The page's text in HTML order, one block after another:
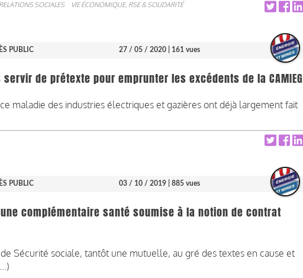
RELATIONS SOCIALES VIE ÉCONOMIQUE, RSE & SOLIDARITÉ
PUBLIC 27 / 05 / 2020 | 161 vues
de prétexte pour emprunter les excédents de la CAMIEG
maladie des industries électriques et gazières ont déjà largement fait
PUBLIC 03 / 10 / 2019 | 885 vues
une complémentaire santé soumise à la notion de contrat
Sécurité sociale, tantôt une mutuelle, au gré des textes en cause et